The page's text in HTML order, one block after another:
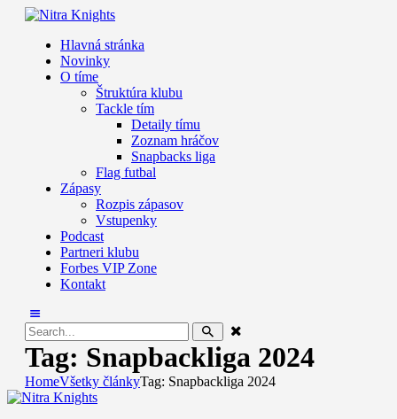
Hlavná stránka
Novinky
O tíme
Štruktúra klubu
Tackle tím
Detaily tímu
Zoznam hráčov
Snapbacks liga
Flag futbal
Zápasy
Rozpis zápasov
Vstupenky
Podcast
Partneri klubu
Forbes VIP Zone
Kontakt
Tag: Snapbackliga 2024
HomeVšetky článkyTag: Snapbackliga 2024